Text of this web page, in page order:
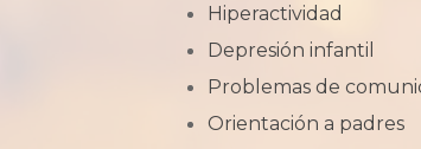
Hiperactividad
Depresión infantil
Problemas de
Orientación a padres